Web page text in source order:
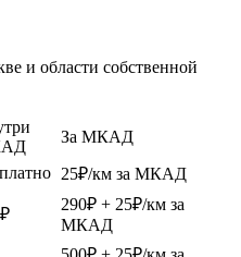
и области собственной
За МКАД
25₽/км за МКАД
290₽ + 25₽/км за
МКАД